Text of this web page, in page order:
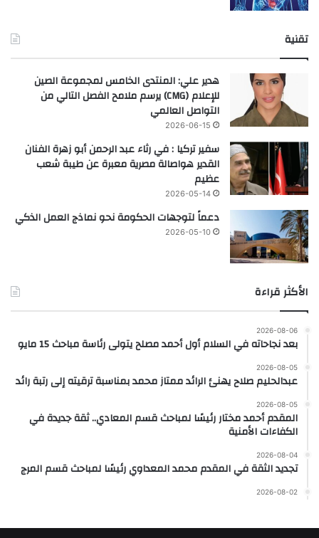
تقنية
هدير علي: المنتدى الخامس لمجموعة الصين
للإعلام (CMG) يرسم ملامح الفصل التالي من
التواصل العالمي
2026-06-15
سفير تركيا : في رثاء عبد الرحمن أبو زهرة الفنان
القدير هواصالة مصرية معبرة عن طيبة شعب
عظيم
2026-05-14
دعماً لتوجهات الحكومة نحو نماذج العمل الذكي
2026-05-10
الأكثر قراءة
2026-08-06
بعد نجاحاته في السلام أول أحمد مصلح يتولى رئاسة مباحث 15 مايو
2026-08-05
عبدالحليم صلاح يهنئ الرائد ممتاز محمد بمناسبة ترقيته إلى رتبة رائد
2026-08-05
المقدم أحمد مختار رئيسًا لمباحث قسم المعادي.. ثقة جديدة في
الكفاءات الأمنية
2026-08-04
تجديد الثقة في المقدم محمد المعداوي رئيسًا لمباحث قسم المرج
2026-08-02